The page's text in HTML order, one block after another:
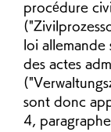
procédure
loi allemande
des actes
sont donc
4,